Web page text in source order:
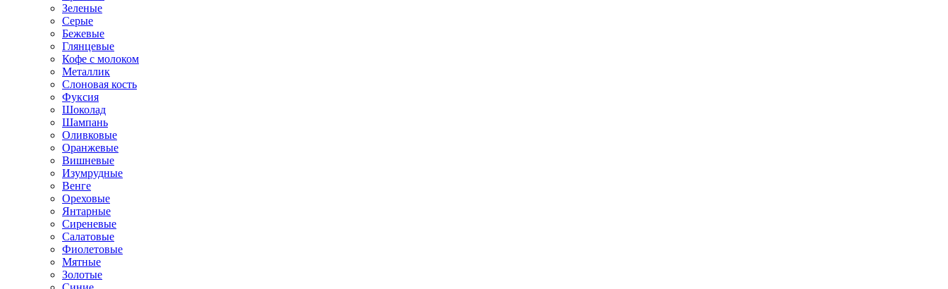
Зеленые
Серые
Бежевые
Глянцевые
Кофе с молоком
Металлик
Слоновая кость
Фуксия
Шоколад
Шампань
Оливковые
Оранжевые
Вишневые
Изумрудные
Венге
Ореховые
Янтарные
Сиреневые
Салатовые
Фиолетовые
Мятные
Золотые